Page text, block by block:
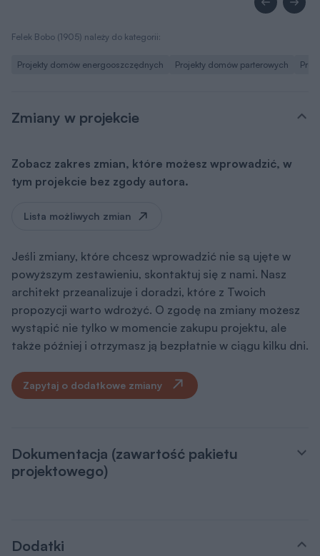
Felek Bobo (1905) należy do kategorii:
Projekty domów energooszczędnych Projekty domów parterowych
Zmiany w projekcie
Zobacz zakres zmian, które możesz wprowadzić, w
tym projekcie bez zgody autora.
Lista możliwych zmian
Jeśli zmiany, które chcesz wprowadzić nie są ujęte w
powyższym zestawieniu, skontaktuj się z nami. Nasz
architekt przeanalizuje i doradzi, które z Twoich
propozycji warto wdrożyć. O zgodę na zmiany możesz
wystąpić nie tylko w momencie zakupu projektu, ale
także później i otrzymasz ją bezpłatnie w ciągu kilku dni.
Zapytaj o dodatkowe zmiany
Dokumentacja (zawartość pakietu
projektowego)
Dodatki